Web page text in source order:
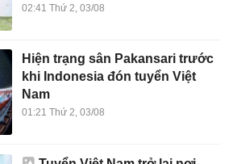
02:41 Thứ 2, 03/08
Hiện trạng sân Pakansari trước
khi Indonesia đón tuyển Việt
Nam
01:21 Thứ 2, 03/08